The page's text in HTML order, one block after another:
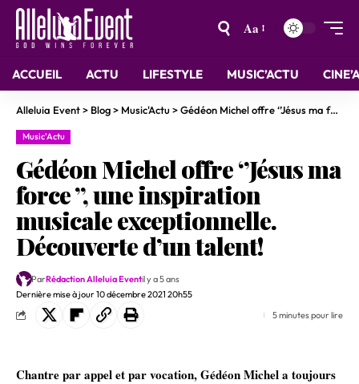
Aa
ACCUEIL ACTU LIFESTYLE MUSIC’ACTU
Alleluia Event> Blog> Music'Actu >Gédéon Michel offre ‘’Jésus ma force ’’, une inspiration musicale exceptionnelle. Découverte d’un talent!
Music'Actu
Gédéon Michel offre ‘’Jésus ma
force ’’, une inspiration
musicale exceptionnelle.
Découverte d’un talent!
Dernière mise à jour 10 décembre 2021 20h55
ParRédaction Alleluia Eventil y a 5 ans
5 minutes pour lire
Chantre par appel et par vocation, Gédéon Michel a toujours